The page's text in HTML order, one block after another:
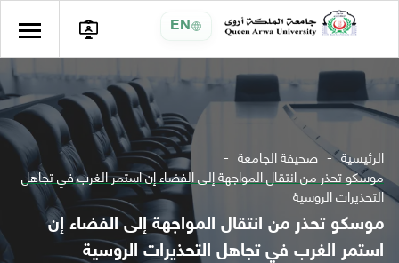
EN
الرئيسية صحيفة الجامعة
موسكو تحذر من انتقال المواجهة إلى الفضاء إن استمر الغرب في تجاهل
التحذيرات الروسية
موسكو تحذر من انتقال المواجهة إلى الفضاء إن
استمر الغرب في تجاهل التحذيرات الروسية